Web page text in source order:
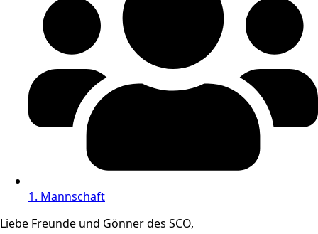
1. Mannschaft
Liebe Freunde und Gönner des SCO,